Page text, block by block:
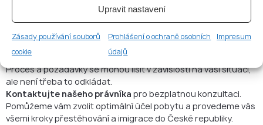
Upravit nastavení
Zásady používání souborů
cookie
Prohlášení o ochraně osobních
údajů
Impresum
Potřebujete pomoc s
imigrací do České
republiky?
Proces a požadavky se mohou lišit v závislosti na vaší situaci,
ale není třeba to odkládat.
Kontaktujte našeho právníka pro bezplatnou konzultaci.
Pomůžeme vám zvolit optimální účel pobytu a provedeme vás
všemi kroky přestěhování a imigrace do České republiky.